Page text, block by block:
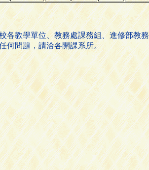
各教學單位、教務處課務組、進修部教
何問題，請洽各開課系所。